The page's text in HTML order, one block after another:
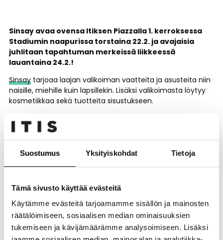
Suostumus Yksityiskohdat Tietoja
Tämä sivusto käyttää evästeitä
Käytämme evästeitä tarjoamamme sisällön ja mainosten
räätälöimiseen, sosiaalisen median ominaisuuksien
tukemiseen ja kävijämäärämme analysoimiseen. Lisäksi
Sinsay avaa ovensa Itiksen Piazzalla 1. kerroksessa
Stadiumin naapurissa torstaina 22.2. ja avajaisia
juhlitaan tapahtuman merkeissä liikkeessä
lauantaina 24.2.!
Sinsay tarjoaa laajan valikoiman vaatteita ja asusteita niin
naisille, miehille kuin lapsillekin. Lisäksi valikoimasta löytyy
kosmetiikkaa sekä tuotteita sisustukseen.
Itiksen Sinsay avataan torstaina 22.2. Avajaisia juhlitaan
kuitenkin isommin tapahtuman merkeissä lauantaina
24.2., kun luvassa on muun muassa yllätysvierailija, 360-
kuvauspiste ja kasvomaalausta perheen pienimmille.
Suosittelemme myös saapumaan ajoissa paikalle,
asiakasta saavat yllätyspussit!
Avajaisohjelma